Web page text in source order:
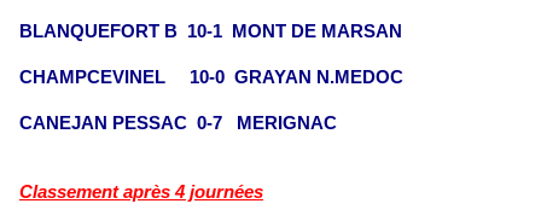
BLANQUEFORT B 10-1 MONT DE MARSAN
CHAMPCEVINEL 10-0 GRAYAN N.MEDOC
CANEJAN PESSAC 0-7 MERIGNAC
Classement après 4 journées